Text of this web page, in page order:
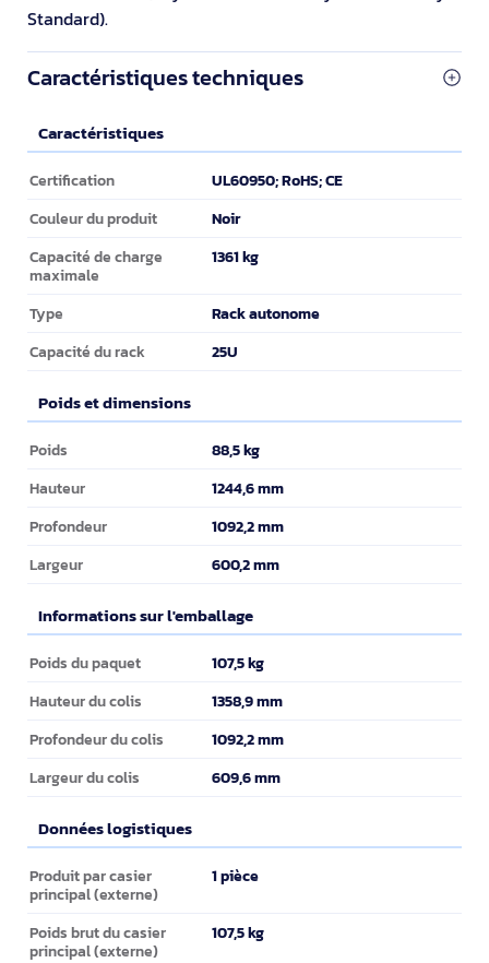
Standard).
Caractéristiques techniques
Caractéristiques
Caractéristiques
Certification UL60950; RoHS; CE
Couleur du produit Noir
Capacité de charge
maximale
1361 kg
Type Rack autonome
Capacité du rack 25U
Poids et dimensions
Poids et dimensions
Poids 88,5 kg
Hauteur 1244,6 mm
Profondeur 1092,2 mm
Largeur 600,2 mm
Informations sur l'emballage
Informations sur l'emballage
Poids du paquet 107,5 kg
Hauteur du colis 1358,9 mm
Profondeur du colis 1092,2 mm
Largeur du colis 609,6 mm
Données logistiques
Données logistiques
Produit par casier
principal (externe)
1 pièce
Poids brut du casier
principal (externe)
107,5 kg